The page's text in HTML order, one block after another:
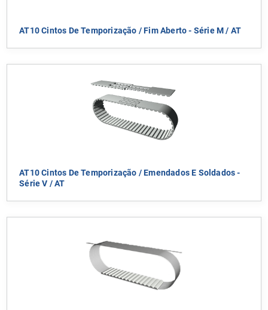
AT10 Cintos De Temporização / Fim Aberto - Série M / AT
AT10 Cintos De Temporização / Emendados E Soldados -
Série V / AT